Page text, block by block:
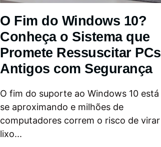
O Fim do Windows 10?
Conheça o Sistema que
Promete Ressuscitar PCs
Antigos com Segurança
O fim do suporte ao Windows 10 está
se aproximando e milhões de
computadores correm o risco de virar
lixo...